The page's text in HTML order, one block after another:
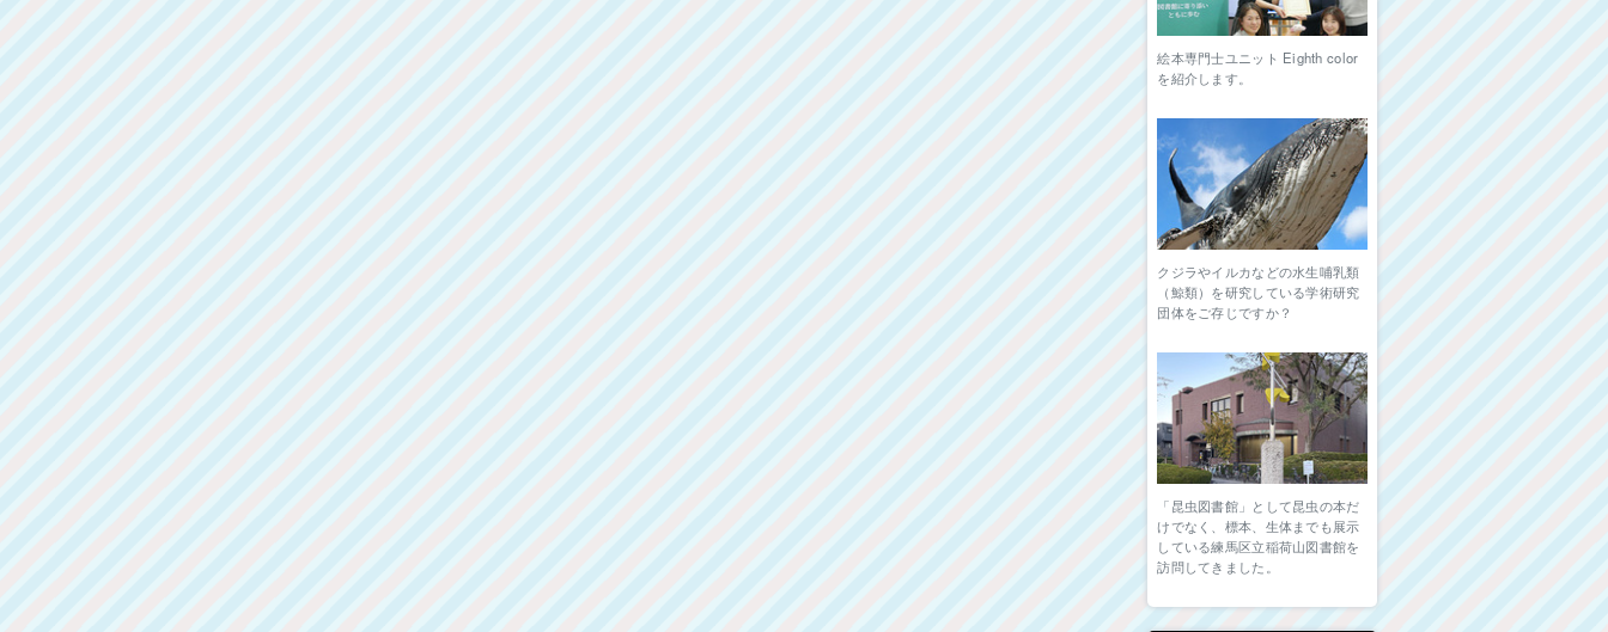
絵本専門士ユニット Eighth color
を紹介します。
クジラやイルカなどの水生哺乳類
（鯨類）を研究している学術研究
団体をご存じですか？
「昆虫図書館」として昆虫の本だ
けでなく、標本、生体までも展示
している練馬区立稲荷山図書館を
訪問してきました。